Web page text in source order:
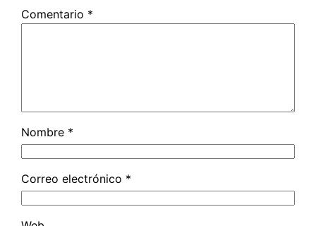
Comentario *
Nombre *
Correo electrónico *